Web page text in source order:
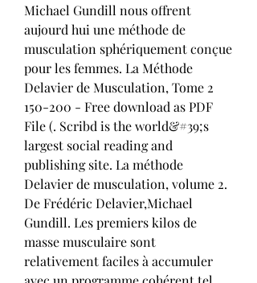
Michael Gundill nous offrent
aujourd hui une méthode de
musculation sphériquement conçue
pour les femmes. La Méthode
Delavier de Musculation, Tome 2
150-200 - Free download as PDF
File (. Scribd is the world&#39;s
largest social reading and
publishing site. La méthode
Delavier de musculation, volume 2.
De Frédéric Delavier,Michael
Gundill. Les premiers kilos de
masse musculaire sont
relativement faciles à accumuler